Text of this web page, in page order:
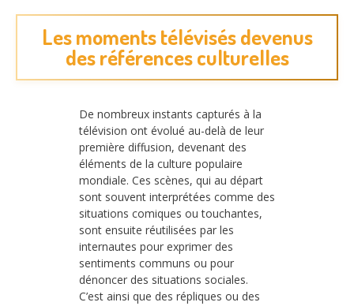
Les moments télévisés devenus
des références culturelles
De nombreux instants capturés à la
télévision ont évolué au-delà de leur
première diffusion, devenant des
éléments de la culture populaire
mondiale. Ces scènes, qui au départ
sont souvent interprétées comme des
situations comiques ou touchantes,
sont ensuite réutilisées par les
internautes pour exprimer des
sentiments communs ou pour
dénoncer des situations sociales.
C’est ainsi que des répliques ou des